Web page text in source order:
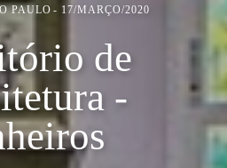
PAULO
17/MARÇO/2020
de
-